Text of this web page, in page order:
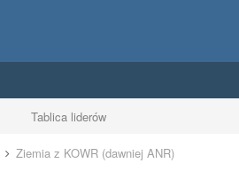
Tablica liderów
Ziemia z KOWR (dawniej ANR)